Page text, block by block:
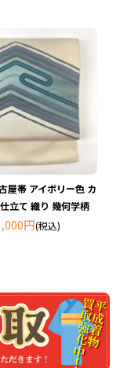
屋帯 アイボリー色 カ
立て 織り 幾何学柄
円(税込)